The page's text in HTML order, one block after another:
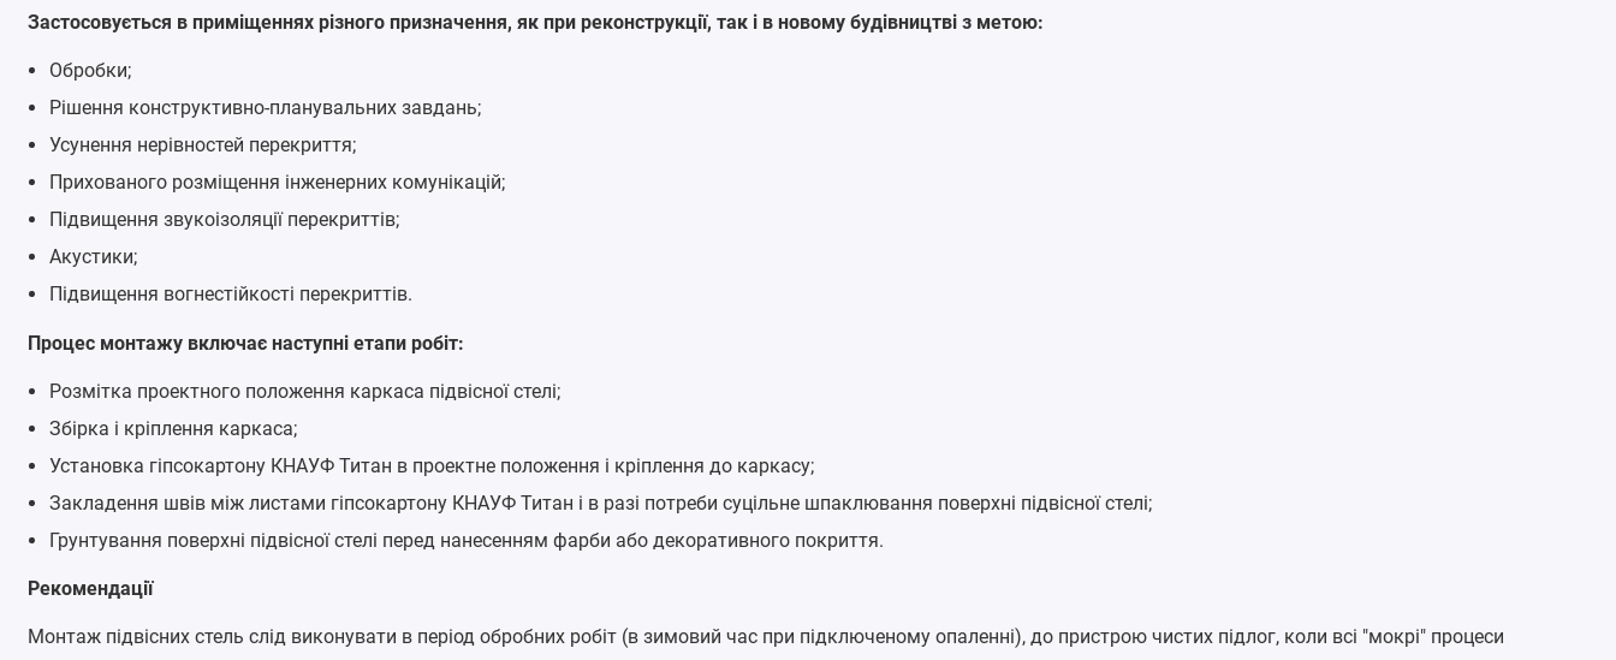
Застосовується в приміщеннях різного призначення, як при реконструкції, так і в новому будівництві з метою:
Обробки;
Рішення конструктивно-планувальних завдань;
Усунення нерівностей перекриття;
Прихованого розміщення інженерних комунікацій;
Підвищення звукоізоляції перекриттів;
Акустики;
Підвищення вогнестійкості перекриттів.
Процес монтажу включає наступні етапи робіт:
Розмітка проектного положення каркаса підвісної стелі;
Збірка і кріплення каркаса;
Установка гіпсокартону КНАУФ Титан в проектне положення і кріплення до каркасу;
Закладення швів між листами гіпсокартону КНАУФ Титан і в разі потреби суцільне шпаклювання поверхні підвісної стелі;
Грунтування поверхні підвісної стелі перед нанесенням фарби або декоративного покриття.
Рекомендації
Монтаж підвісних стель слід виконувати в період обробних робіт (в зимовий час при підключеному опаленні), до пристрою чистих підлог, коли всі "мокрі" процеси